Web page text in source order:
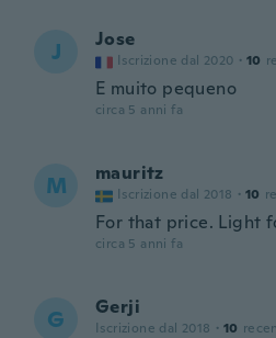
J Jose
Iscrizione dal 2020 · 10
E muito pequeno
circa 5 anni fa
M mauritz
Iscrizione dal 2018 · 10
For that price. Light
circa 5 anni fa
G Gerji
Iscrizione dal 2018 · 10